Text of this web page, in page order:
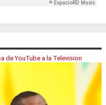
de YouTube a la Television